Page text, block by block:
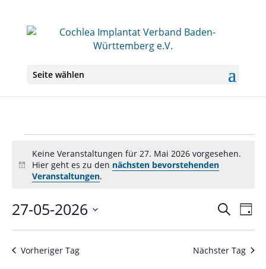
Seite wählen
für
27.
2026
Hinweis
Keine Veranstaltungen für 27. Mai 2026 vorgesehen.
Hier geht es zu den nächsten bevorstehenden
Veranstaltungen.
SucheTag
27-05-2026
Datum
wählen.
Vorheriger Tag Nächster Tag